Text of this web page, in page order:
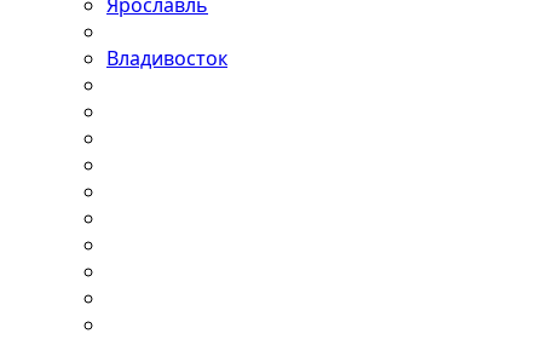
Владивосток